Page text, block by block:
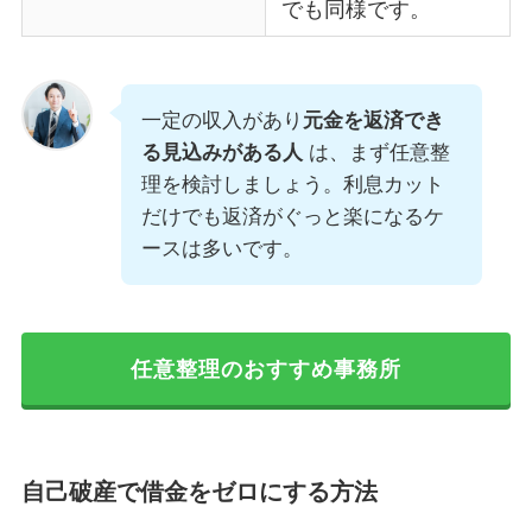
でも同様です。
一定の収入があり 元金を返済でき
る見込みがある人 は、まず任意整
理を検討しましょう。利息カット
だけでも返済がぐっと楽になるケ
ースは多いです。
任意整理のおすすめ事務所
自己破産で借金をゼロにする方法